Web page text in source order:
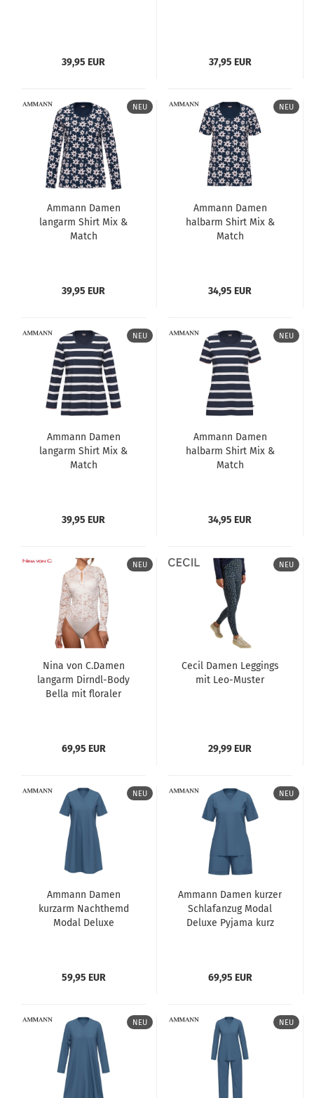
39,95 EUR 37,95 EUR
NEU
Ammann Damen
langarm Shirt Mix &
Match
39,95 EUR
NEU
Ammann Damen
halbarm Shirt Mix &
Match
34,95 EUR
NEU
Ammann Damen
langarm Shirt Mix &
Match
39,95 EUR
NEU
Ammann Damen
halbarm Shirt Mix &
Match
34,95 EUR
NEU
Nina von C.Damen
langarm Dirndl-Body
Bella mit floraler
69,95 EUR
NEU
Cecil Damen Leggings
mit Leo-Muster
29,99 EUR
NEU
Ammann Damen
kurzarm Nachthemd
Modal Deluxe
59,95 EUR
NEU
Ammann Damen kurzer
Schlafanzug Modal
Deluxe Pyjama kurz
69,95 EUR
NEU NEU